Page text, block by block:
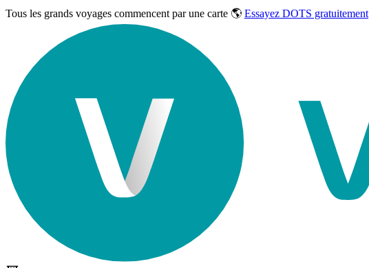
Tous les grands voyages commencent par une carte 🌎 Essayez DOTS gratuitement